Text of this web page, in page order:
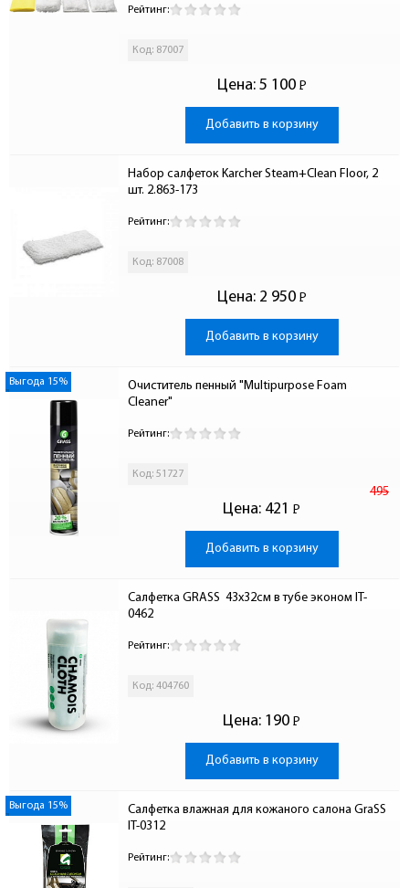
Рейтинг:
Код: 87007
Цена: 5 100 Р
-
Добавить в корзину
Набор салфеток Karcher Steam+Clean Floor, 2
шт. 2.863-173
Рейтинг:
Код: 87008
Цена: 2 950 Р
-
Добавить в корзину
Выгода 15%
Очиститель пенный "Multipurpose Foam
Cleaner"
Рейтинг:
Код: 51727
Цена:
495
421 Р
-
Добавить в корзину
Салфетка GRASS  43х32см в тубе эконом IT-
0462
Рейтинг:
Код: 404760
Цена: 190 Р
-
Добавить в корзину
Выгода 15%
Салфетка влажная для кожаного салона GraSS
IT-0312
Рейтинг: